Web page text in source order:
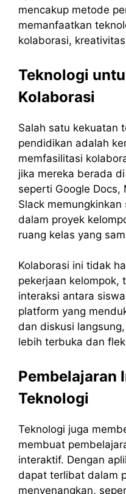
mencakup metode
memanfaatkan
kolaborasi,
Teknologi
Kolaborasi
Salah satu kekuatan
pendidikan adalah
memfasilitasi
jika mereka berada
seperti Google Docs,
Slack
dalam proyek
ruang kelas yang
Kolaborasi ini tidak
pekerjaan kelompok,
interaksi antara
platform yang
dan diskusi
lebih terbuka dan
Pembelajaran
Teknologi
Teknologi juga
membuat
interaktif. Dengan
dapat terlibat dalam
menyenangkan,